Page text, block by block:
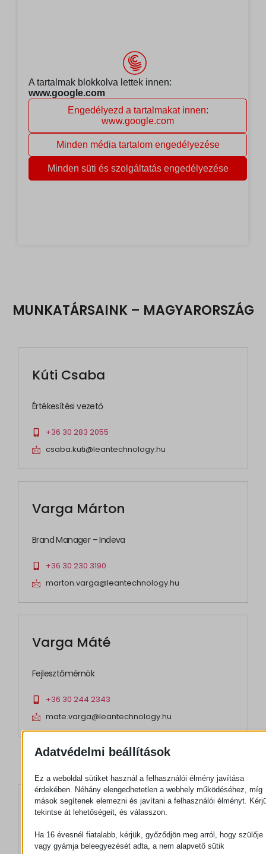
MUNKATÁRSAINK – MAGYARORSZÁG
Kúti Csaba
Értékesítési vezető
+36 30 283 2055
csaba.kuti@leantechnology.hu
Varga Márton
Brand Manager – Indeva
+36 30 230 3190
marton.varga@leantechnology.hu
Varga Máté
Fejlesztőmérnök
+36 30 244 2343
mate.varga@leantechnology.hu
Wandraschek Bence
Területi vezető (Nyugat-Magyarország)
Adatvédelmi beállítások
Ez a weboldal sütiket használ a felhasználói élmény javítása
érdekében. Néhány elengedhetetlen a webhely működéséhez, míg
mások segítenek elemezni és javítani a felhasználói élményt.
tekintse át lehetőségeit, és válasszon.
Ha 16 évesnél fiatalabb, kérjük, győződjön meg arról, hogy szülője
vagy gyámja beleegyezését adta, a nem alapvető sütik